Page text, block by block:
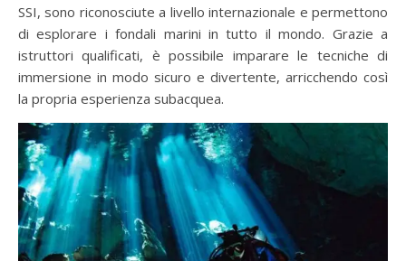
SSI, sono riconosciute a livello internazionale e permettono
di esplorare i fondali marini in tutto il mondo. Grazie a
istruttori qualificati, è possibile imparare le tecniche di
immersione in modo sicuro e divertente, arricchendo così
la propria esperienza subacquea.